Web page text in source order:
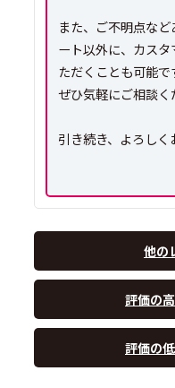
また、ご不明点な
ート以外に、カス
ただくことも可能で
ぜひ気軽にご相談く
引き続き、よろしく
他の
評価の
評価の